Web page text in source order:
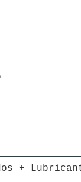
+